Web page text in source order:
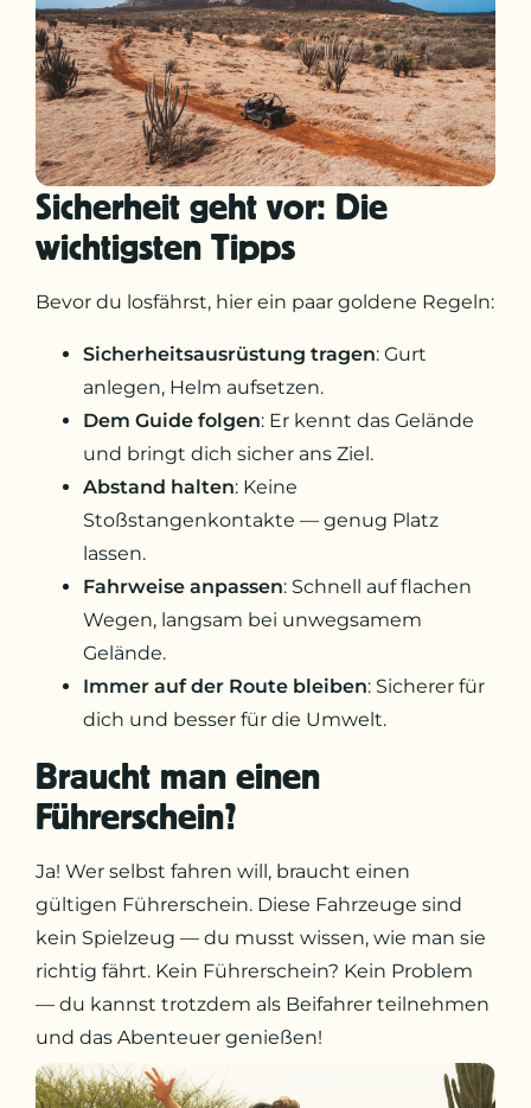
Sicherheit geht vor: Die
wichtigsten Tipps
Bevor du losfährst, hier ein paar goldene Regeln:
Sicherheitsausrüstung tragen: Gurt
anlegen, Helm aufsetzen.
Dem Guide folgen: Er kennt das Gelände
und bringt dich sicher ans Ziel.
Abstand halten: Keine
Stoßstangenkontakte — genug Platz
lassen.
Fahrweise anpassen: Schnell auf flachen
Wegen, langsam bei unwegsamem
Gelände.
Immer auf der Route bleiben: Sicherer für
dich und besser für die Umwelt.
Braucht man einen
Führerschein?
Ja! Wer selbst fahren will, braucht einen
gültigen Führerschein. Diese Fahrzeuge sind
kein Spielzeug — du musst wissen, wie man sie
richtig fährt. Kein Führerschein? Kein Problem
— du kannst trotzdem als Beifahrer teilnehmen
und das Abenteuer genießen!